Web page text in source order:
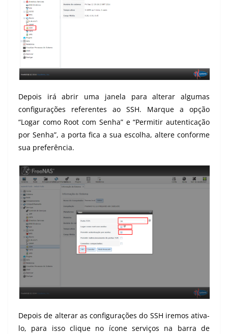
Depois irá abrir uma janela para alterar algumas
configurações referentes ao SSH. Marque a opção
“Logar como Root com Senha” e “Permitir autenticação
por Senha”, a porta fica a sua escolha, altere conforme
sua preferência.
Depois de alterar as configurações do SSH iremos ativa-
lo, para isso clique no ícone serviços na barra de